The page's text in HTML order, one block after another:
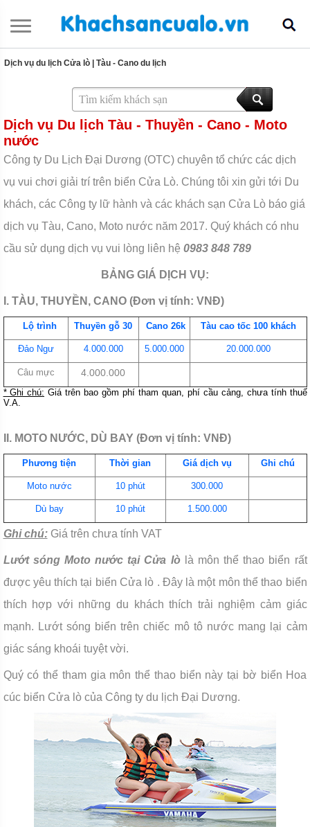
Dịch vụ du lịch Cửa lò| Tàu - Cano du lịch
Dịch vụ Du lịch Tàu - Thuyền - Cano - Moto
nước
Công ty Du Lịch Đại Dương (OTC) chuyên tổ chức các dịch
vụ vui chơi giải trí trên biển Cửa Lò. Chúng tôi xin gửi tới Du
khách, các Công ty lữ hành và các khách sạn Cửa Lò báo giá
dịch vụ Tàu, Cano, Moto nước năm 2017. Quý khách có nhu
cầu sử dụng dịch vụ vui lòng liên hệ 0983 848 789
BẢNG GIÁ DỊCH VỤ:
I. TÀU, THUYỀN, CANO (Đơn vị tính: VNĐ)
Lộ trình Thuyền gỗ 30 Cano 26k Tàu cao tốc 100 khách
Đảo Ngư 4.000.000 5.000.000 20.000.000
Câu mực 4.000.000
* Ghi chú: Giá trên bao gồm phí tham quan, phí cầu cảng, chưa tính thuế
V.A.
II. MOTO NƯỚC, DÙ BAY (Đơn vị tính: VNĐ)
Phương tiện Thời gian Giá dịch vụ Ghi chú
Moto nước 10 phút 300.000
Dù bay 10 phút 1.500.000
Ghi chú:Giá trên chưa tính VAT
Lướt sóng Moto nước tại Cửa lòlà môn thể thao biển rất
được yêu thích tại biển Cửa lò . Đây là một môn thể thao biển
thích hợp với những du khách thích trải nghiệm cảm giác
mạnh. Lướt sóng biển trên chiếc mô tô nước mang lại cảm
giác sáng khoái tuyệt vời.
Quý có thể tham gia môn thể thao biển này tại bờ biển Hoa
cúc biển Cửa lò của Công ty du lịch Đại Dương.